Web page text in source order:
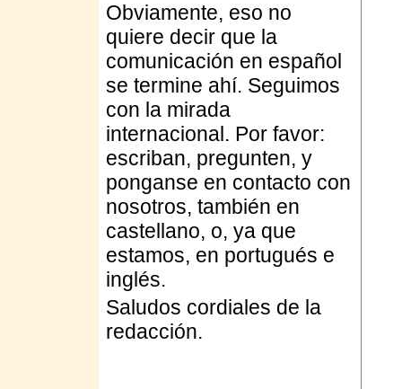
Obviamente, eso no
quiere decir que la
comunicación en español
se termine ahí. Seguimos
con la mirada
internacional. Por favor:
escriban, pregunten, y
ponganse en contacto con
nosotros, también en
castellano, o, ya que
estamos, en portugués e
inglés.
Saludos cordiales de la
redacción.